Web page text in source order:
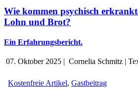
Wie kommen psychisch
Lohn und Brot?
Ein Erfahrungsbericht.
07. Oktober 2025 | Cornelia Schmitz |
Kostenfreie Artikel, Gastbeitrag